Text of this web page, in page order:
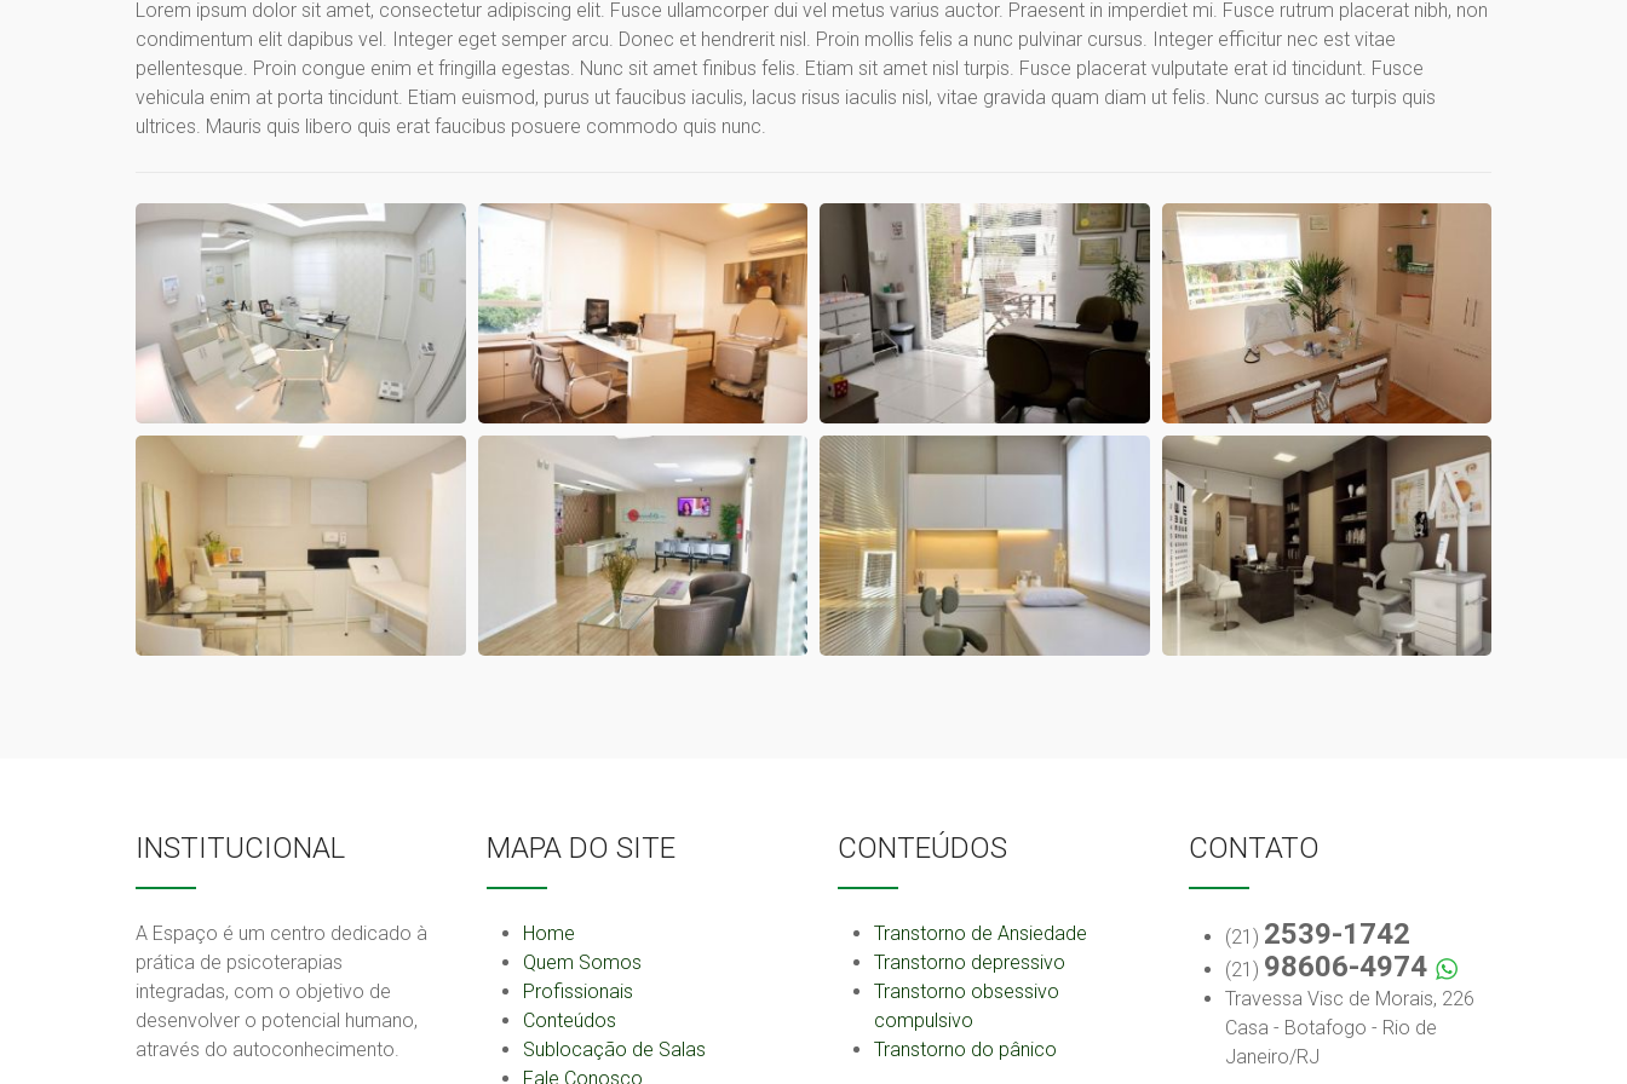
Lorem ipsum dolor sit amet, consectetur adipiscing elit. Fusce ullamcorper dui vel metus varius auctor. Praesent in imperdiet mi. Fusce rutrum placerat nibh, non
condimentum elit dapibus vel. Integer eget semper arcu. Donec et hendrerit nisl. Proin mollis felis a nunc pulvinar cursus. Integer efficitur nec est vitae
pellentesque. Proin congue enim et fringilla egestas. Nunc sit amet finibus felis. Etiam sit amet nisl turpis. Fusce placerat vulputate erat id tincidunt. Fusce
vehicula enim at porta tincidunt. Etiam euismod, purus ut faucibus iaculis, lacus risus iaculis nisl, vitae gravida quam diam ut felis. Nunc cursus ac turpis quis
ultrices. Mauris quis libero quis erat faucibus posuere commodo quis nunc.
INSTITUCIONAL
A Espaço é um centro dedicado à
prática de psicoterapias
integradas, com o objetivo de
desenvolver o potencial humano,
através do autoconhecimento.
MAPA DO SITE
Home
Quem Somos
Profissionais
Conteúdos
Sublocação de Salas
Fale Conosco
CONTEÚDOS
Transtorno de Ansiedade
Transtorno depressivo
Transtorno obsessivo
compulsivo
Transtorno do pânico
CONTATO
(21) 2539-1742
(21) 98606-4974
Travessa Visc de Morais, 226
Casa - Botafogo - Rio de
Janeiro/RJ